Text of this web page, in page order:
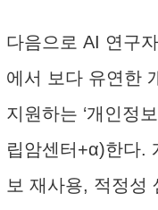
다음으로 AI 연구
에서 보다 유연한
지원하는 ‘개인정
립암센터+α)한다.
보 재사용, 적정성